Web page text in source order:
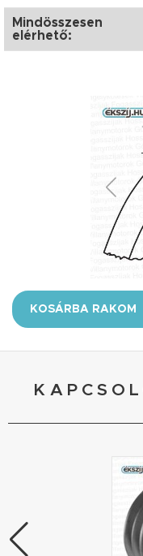
Mindösszesen
elérhető:
KOSÁRBA RAKOM